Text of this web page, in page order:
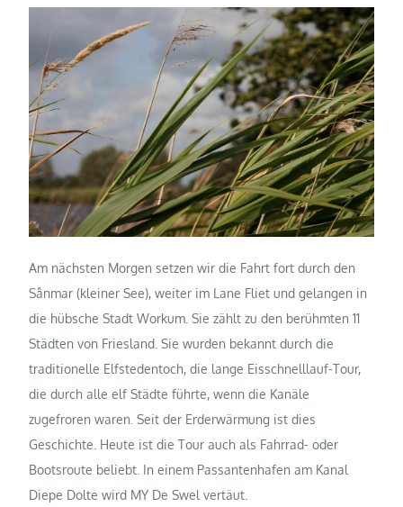
Am nächsten Morgen setzen wir die Fahrt fort durch den
Sânmar (kleiner See), weiter im Lane Fliet und gelangen in
die hübsche Stadt Workum. Sie zählt zu den berühmten 11
Städten von Friesland. Sie wurden bekannt durch die
traditionelle Elfstedentoch, die lange Eisschnelllauf-Tour,
die durch alle elf Städte führte, wenn die Kanäle
zugefroren waren. Seit der Erderwärmung ist dies
Geschichte. Heute ist die Tour auch als Fahrrad- oder
Bootsroute beliebt. In einem Passantenhafen am Kanal
Diepe Dolte wird MY De Swel vertäut.